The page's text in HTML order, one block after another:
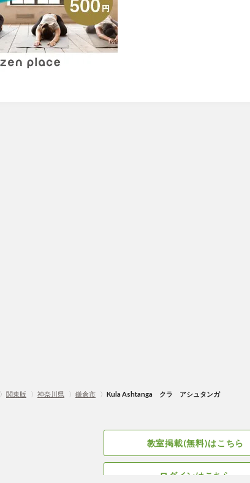
〉 関東版 〉 神奈川県 〉 鎌倉市 〉 Kula Ashtanga クラ アシュタンガ
教室掲載(無料)はこちら
ログインはこちら